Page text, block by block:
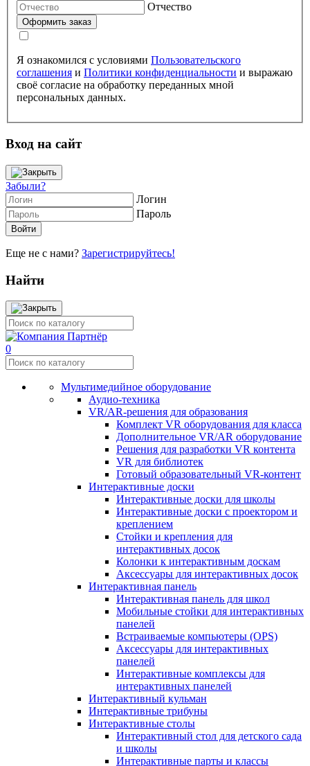
Отчество
Я ознакомился с условиями Пользовательского
соглашения и Политики конфиденциальности и выражаю
своё согласие на обработку переданных мной
персональных данных.
Вход на сайт
Забыли?
Логин
Пароль
Еще не с нами? Зарегистрируйтесь!
Найти
0
Мультимедийное оборудование
Аудио-техника
VR/AR-решения для образования
Комплект VR оборудования для класса
Дополнительное VR/AR оборудование
Решения для разработки VR контента
VR для библиотек
Готовый образовательный VR-контент
Интерактивные доски
Интерактивные доски для школы
Интерактивные доски с проектором и
креплением
Стойки и крепления для
интерактивных досок
Колонки к интерактивным доскам
Аксессуары для интерактивных досок
Интерактивная панель
Интерактивная панель для школ
Мобильные стойки для интерактивных
панелей
Встраиваемые компьютеры (OPS)
Аксессуары для интерактивных
панелей
Интерактивные комплексы для
интерактивных панелей
Интерактивный кульман
Интерактивные трибуны
Интерактивные столы
Интерактивный стол для детского сада
и школы
Интерактивные парты и классы